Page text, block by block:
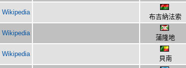
Wikipedia
布吉納法索
Wikipedia
蒲隆地
Wikipedia
貝南